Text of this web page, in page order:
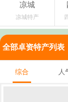
凉城
凉城特产
全部卓资特产列表
综合 人